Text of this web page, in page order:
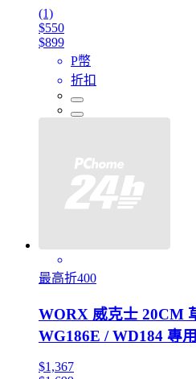
(1)
$550
$899
P幣
折扣
最高折400
WORX 威克士 20CM
WG186E / WD184 專
$1,367